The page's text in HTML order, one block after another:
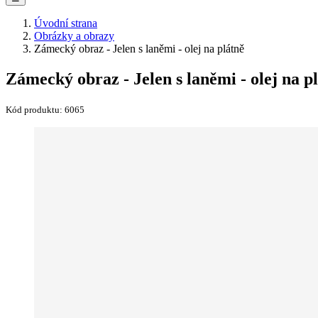
Úvodní strana
Obrázky a obrazy
Zámecký obraz - Jelen s laněmi - olej na plátně
Zámecký obraz - Jelen s laněmi - olej na
Kód produktu: 6065